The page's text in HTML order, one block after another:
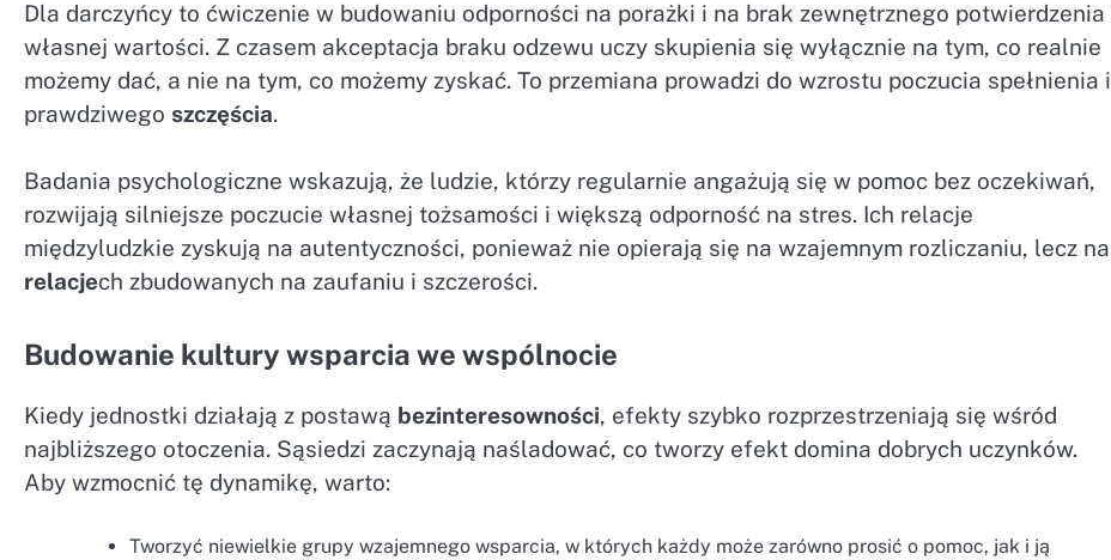
Dla darczyńcy to ćwiczenie w budowaniu odporności na porażki i na brak zewnętrznego potwierdzenia
własnej wartości. Z czasem akceptacja braku odzewu uczy skupienia się wyłącznie na tym, co realnie
możemy dać, a nie na tym, co możemy zyskać. To przemiana prowadzi do wzrostu poczucia spełnienia i
prawdziwego szczęścia.
Badania psychologiczne wskazują, że ludzie, którzy regularnie angażują się w pomoc bez oczekiwań,
rozwijają silniejsze poczucie własnej tożsamości i większą odporność na stres. Ich relacje
międzyludzkie zyskują na autentyczności, ponieważ nie opierają się na wzajemnym rozliczaniu, lecz na
relacjech zbudowanych na zaufaniu i szczerości.
Budowanie kultury wsparcia we wspólnocie
Kiedy jednostki działają z postawą bezinteresowności, efekty szybko rozprzestrzeniają się wśród
najbliższego otoczenia. Sąsiedzi zaczynają naśladować, co tworzy efekt domina dobrych uczynków.
Aby wzmocnić tę dynamikę, warto:
Tworzyć niewielkie grupy wzajemnego wsparcia, w których każdy może zarówno prosić o pomoc, jak i ją